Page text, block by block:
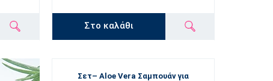
Στο καλάθι
Σετ– Aloe Vera Σαμπουάν για